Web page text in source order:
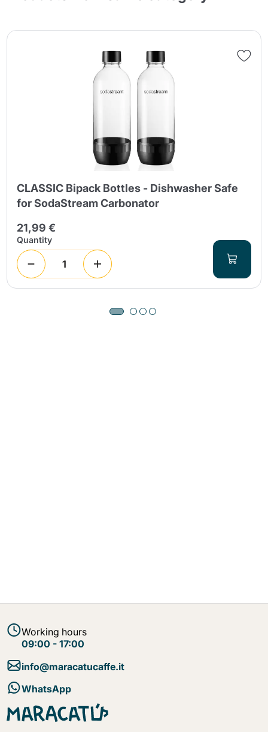
CLASSIC Bipack Bottles - Dishwasher Safe
for SodaStream Carbonator
21,99 €
Quantity
Working hours
09:00 - 17:00
info@maracatucaffe.it
WhatsApp